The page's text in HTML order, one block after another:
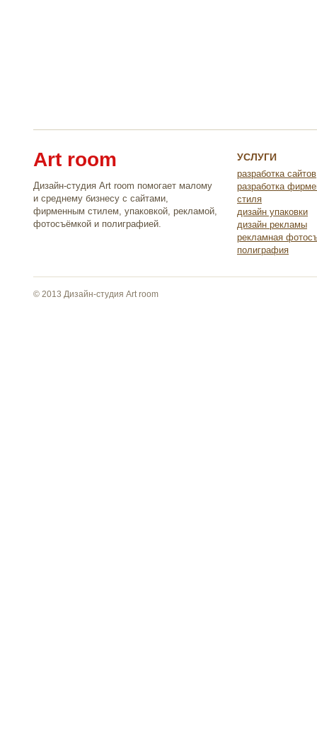
Art room
Дизайн-студия Art room помогает малому
и среднему бизнесу с сайтами,
фирменным стилем, упаковкой, рекламой,
фотосъёмкой и полиграфией.
УСЛУГИ
разработка сайтов
разработка
стиля
дизайн упаковки
дизайн рекламы
рекламная
полиграфия
© 2013 Дизайн-студия Art room